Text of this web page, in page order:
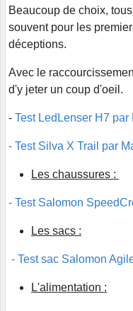
Beaucoup de choix,
souvent pour les
déceptions.
Avec le
d'y jeter un coup d'oeil.
- Test LedLenser H7 par
- Test Silva X Trail par
Les chaussures :
- Test Salomon
Les sacs :
- Test sac Salomon
L'alimentation :